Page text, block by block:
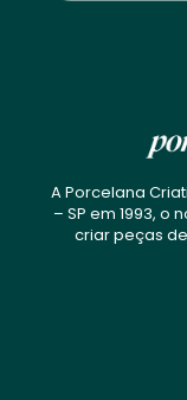
A Porcelana
– SP em 1993,
criar peças